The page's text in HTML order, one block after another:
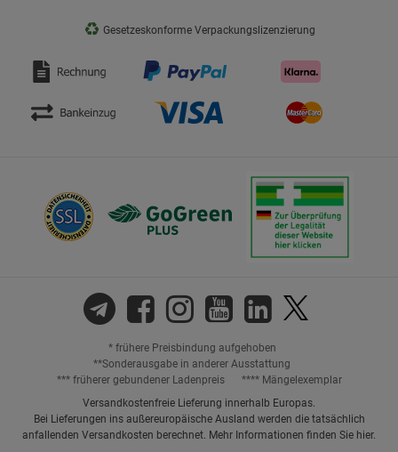
♻ Gesetzeskonforme Verpackungslizenzierung
* frühere Preisbindung aufgehoben
**Sonderausgabe in anderer Ausstattung
*** früherer gebundener Ladenpreis
**** Mängelexemplar
Versandkostenfreie Lieferung innerhalb Europas.
Bei Lieferungen ins außereuropäische Ausland werden die tatsächlich
anfallenden Versandkosten berechnet. Mehr Informationen finden Sie hier.